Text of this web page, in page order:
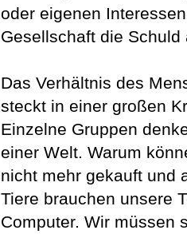
oder eigenen
Gesellschaft die
Das Verhältnis des
steckt in einer großen
Einzelne Gruppen
einer Welt. Warum
nicht mehr gekauft und
Tiere brauchen unsere
Computer. Wir müssen